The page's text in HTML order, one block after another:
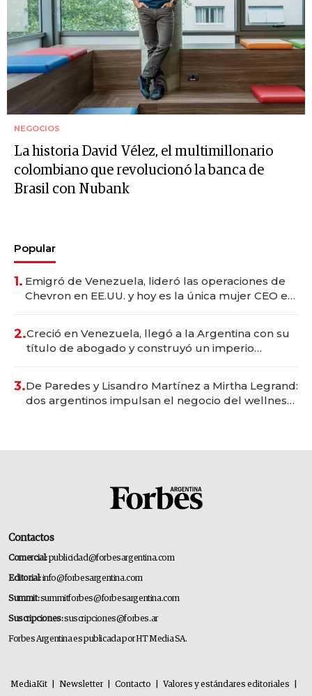
NEGOCIOS
La historia David Vélez, el multimillonario
colombiano que revolucionó la banca de
Brasil con Nubank
Popular
1. Emigró de Venezuela, lideró las operaciones de
Chevron en EE.UU. y hoy es la única mujer CEO en
2.Creció en Venezuela, llegó a la Argentina con su
título de abogado y construyó un imperio
3.De Paredes y Lisandro Martínez a Mirtha Legrand:
dos argentinos impulsan el negocio del wellness
Contactos
Comercial:publicidad@forbesargentina.com
Editorial:info@forbesargentina.com
Summit:summitforbes@forbesargentina.com
Suscripciones:suscripciones@forbes.ar
Forbes Argentina es publicada por HT Media SA.
MediaKit Newsletter Contacto Valores y estándares editoriales